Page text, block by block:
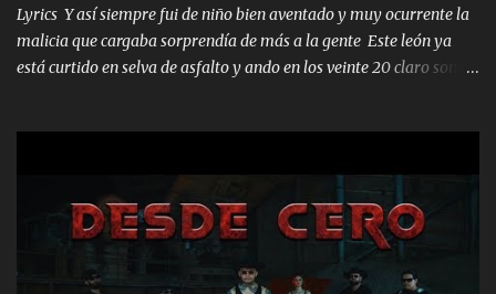
Lyrics Y así siempre fui de niño bien aventado y muy ocurrente la
malicia que cargaba sorprendía de más a la gente Este león ya
está curtido en selva de asfalto y ando en los veinte 20 claro son
pa más pues hay charola les voy a dar hasta topar pues no hay de
otra Música Surcando bien mi camino voy por mi línea no veo a
los lados aquel que no corre vuela no se me duerm voy chicoteado
Ya pasé varias hazañas ya tienen rato que me agarran el colmillo
de este León los estatales no sé esperaron Al tiro esta la PrimiZa